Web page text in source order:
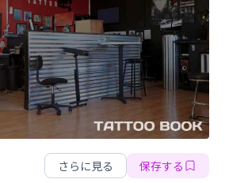
さらに見る 保存する